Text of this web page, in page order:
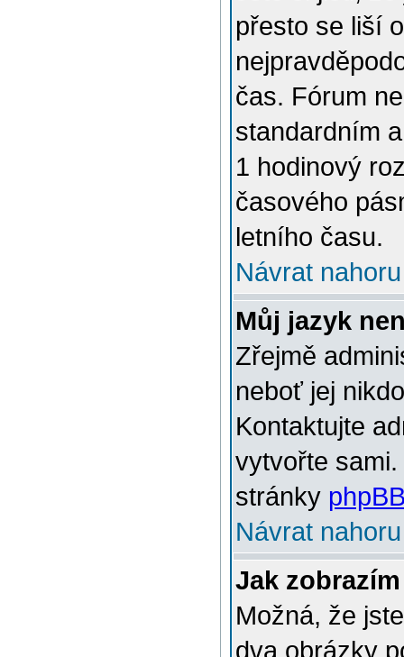
přesto se liší
čas. Fórum
standardním
1 hodinový
časového
letního času.
Návrat nahoru
Můj jazyk
Zřejmě
neboť jej
Kontaktujte
vytvořte
stránky
Návrat nahoru
Jak
Možná, že
dva obrázky